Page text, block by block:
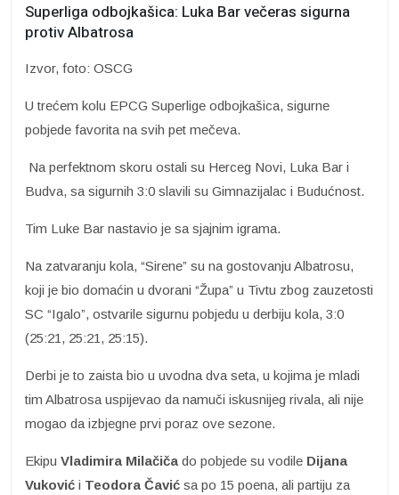
Superliga odbojkašica: Luka Bar večeras sigurna
protiv Albatrosa
Izvor, foto: OSCG
U trećem kolu EPCG Superlige odbojkašica, sigurne
pobjede favorita na svih pet mečeva.
Na perfektnom skoru ostali su Herceg Novi, Luka Bar i
Budva, sa sigurnih 3:0 slavili su Gimnazijalac i Budućnost.
Tim Luke Bar nastavio je sa sjajnim igrama.
Na zatvaranju kola, “Sirene” su na gostovanju Albatrosu,
koji je bio domaćin u dvorani “Župa” u Tivtu zbog zauzetosti
SC “Igalo”, ostvarile sigurnu pobjedu u derbiju kola, 3:0
(25:21, 25:21, 25:15).
Derbi je to zaista bio u uvodna dva seta, u kojima je mladi
tim Albatrosa uspijevao da namuči iskusnijeg rivala, ali nije
mogao da izbjegne prvi poraz ove sezone.
Ekipu Vladimira Milačiča do pobjede su vodile Dijana
Vuković i Teodora Čavić sa po 15 poena, ali partiju za